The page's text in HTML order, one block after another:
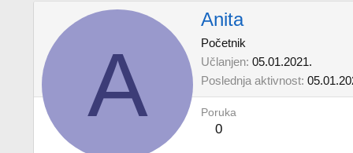
A
Anita
Početnik
Učlanjen 05.01.2021.
Poslednja aktivnost
Poruka
0